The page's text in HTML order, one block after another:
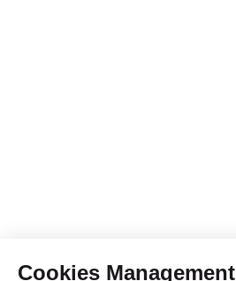
Cookies Management